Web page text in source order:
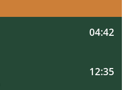
04:42
12:35